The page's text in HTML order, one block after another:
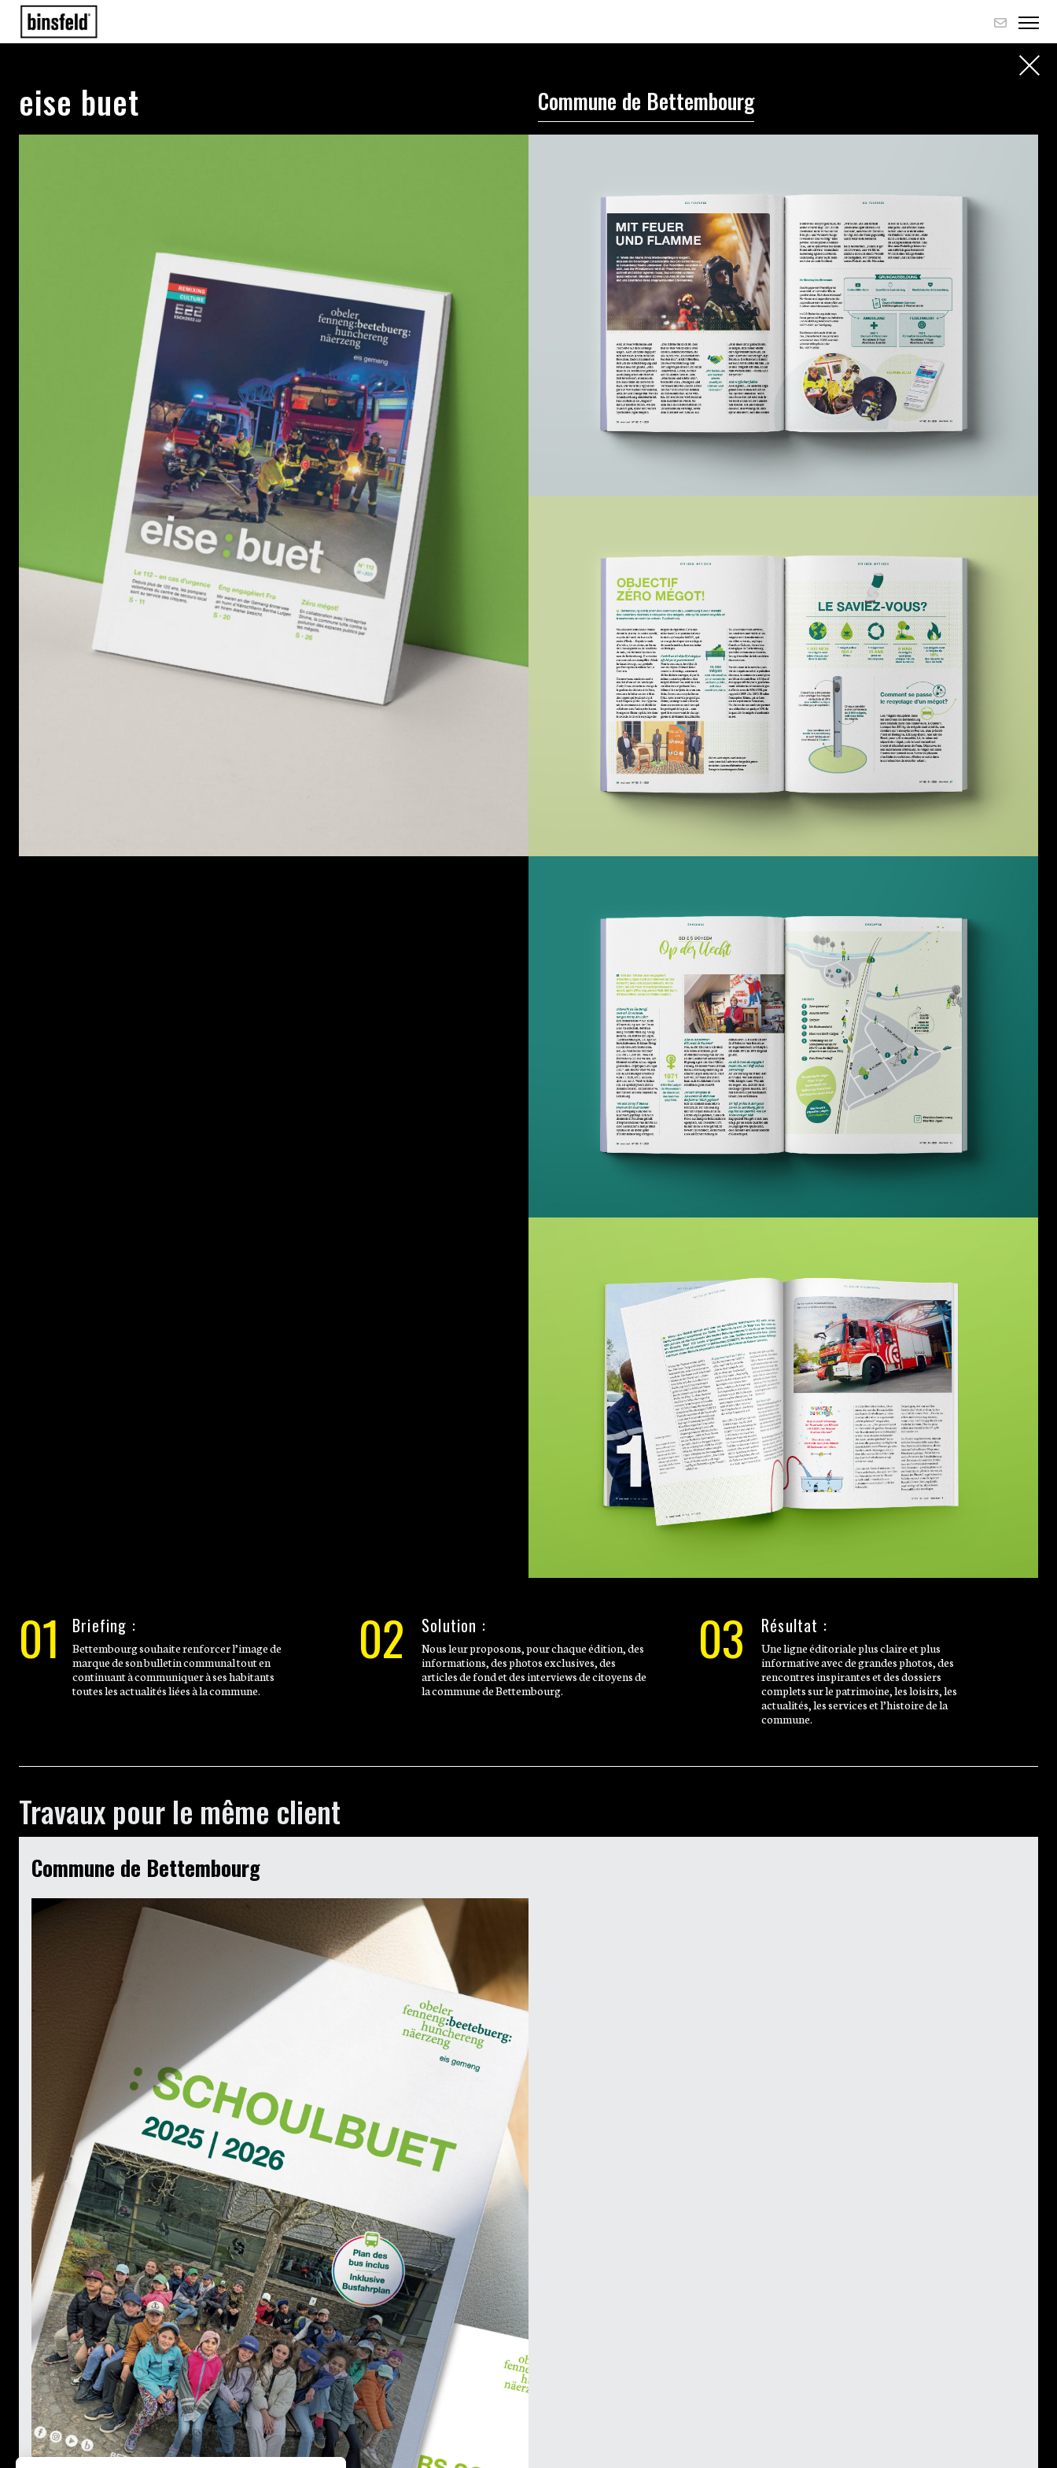
eise buet Commune de Bettembourg
01 Briefing :
Bettembourg souhaite renforcer l’image de
marque de son bulletin communal tout en
continuant à communiquer à ses habitants
toutes les actualités liées à la commune.
02 Solution :
Nous leur proposons, pour chaque édition, des
informations, des photos exclusives, des
articles de fond et des interviews de citoyens de
la commune de Bettembourg.
03 Résultat :
Une ligne éditoriale plus claire et plus
informative avec de grandes photos, des
rencontres inspirantes et des dossiers
complets sur le patrimoine, les loisirs, les
actualités, les services et l’histoire de la
commune.
Travaux pour le même client
Commune de Bettembourg